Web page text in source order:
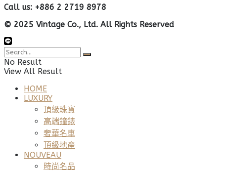
Call us: +886 2 2719 8978
© 2025 Vintage Co., Ltd. All Rights Reserved
No Result
View All Result
HOME
LUXURY
頂級珠寶
高端鐘錶
奢華名車
頂級地產
NOUVEAU
時尚名品